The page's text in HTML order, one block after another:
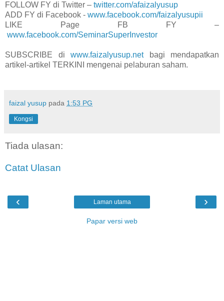
FOLLOW FY di Twitter – twitter.com/afaizalyusup
ADD FY di Facebook - www.facebook.com/faizalyusupii
LIKE Page FB FY –
www.facebook.com/SeminarSuperInvestor
SUBSCRIBE di www.faizalyusup.net
bagi mendapatkan
artikel-artikel TERKINI mengenai pelaburan saham.
faizal yusup pada 1:53 PG
Kongsi
Tiada ulasan:
Catat Ulasan
‹ ›
Laman utama
Papar versi web